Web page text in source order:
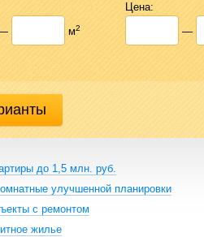
м2
Цена:
—
до 1,5 млн. руб.
улучшенной планировки
с ремонтом
жилье